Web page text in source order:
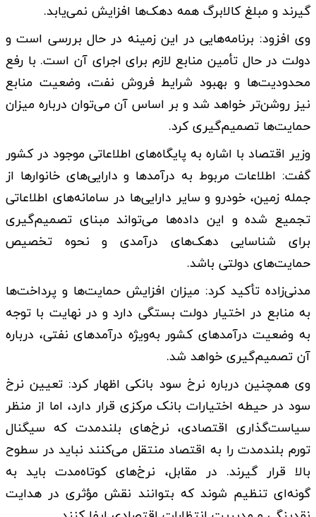
گیرند و مبلغ کالابرگ همه دهک‌ها افزایش نمی‌یابد.
وی افزود: برنامه‌هایی در این زمینه در حال بررسی است و
دولت در حال تأمین منابع لازم برای اجرای آن است. با رفع
محدودیت‌ها و بهبود شرایط فروش نفت، وضعیت منابع
نیز روشن‌تر خواهد شد و بر اساس آن می‌توان درباره میزان
حمایت‌ها تصمیم‌گیری کرد.
وزیر اقتصاد با اشاره به پایگاه‌های اطلاعاتی موجود در کشور
گفت: اطلاعات مربوط به درآمدها و دارایی‌های خانوارها از
جمله زمین، خودرو و سایر دارایی‌ها در سامانه‌های اطلاعاتی
تجمیع شده و این داده‌ها می‌تواند مبنای تصمیم‌گیری
برای شناسایی دهک‌های درآمدی و نحوه تخصیص
حمایت‌های دولتی باشد.
مدنی‌زاده تأکید کرد: میزان افزایش حمایت‌ها و پرداخت‌ها
به منابع در اختیار دولت بستگی دارد و در نهایت با توجه
به وضعیت درآمدهای کشور به‌ویژه درآمدهای نفتی، درباره
آن تصمیم‌گیری خواهد شد.
وی همچنین درباره نرخ سود بانکی اظهار کرد: تعیین نرخ
سود در حیطه اختیارات بانک مرکزی قرار دارد، اما از منظر
سیاست‌گذاری اقتصادی، نرخ‌های بلندمدت که سیگنال
تورم بلندمدت را به اقتصاد منتقل می‌کنند نباید در سطوح
بالا قرار گیرند. در مقابل، نرخ‌های کوتاه‌مدت باید به
گونه‌ای تنظیم شوند که بتوانند نقش مؤثری در هدایت